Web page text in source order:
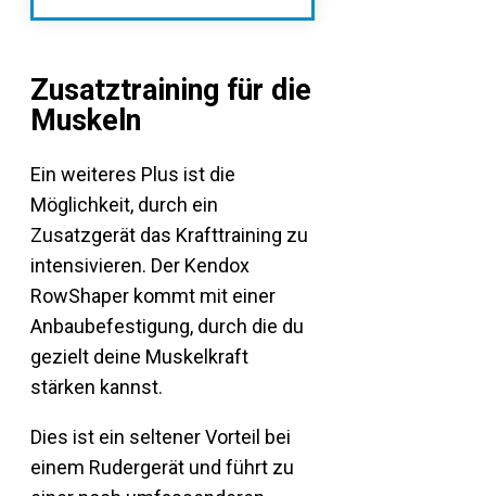
Zusatztraining für die
Muskeln
Ein weiteres Plus ist die
Möglichkeit, durch ein
Zusatzgerät das Krafttraining zu
intensivieren. Der Kendox
RowShaper kommt mit einer
Anbaubefestigung, durch die du
gezielt deine Muskelkraft
stärken kannst.
Dies ist ein seltener Vorteil bei
einem Rudergerät und führt zu